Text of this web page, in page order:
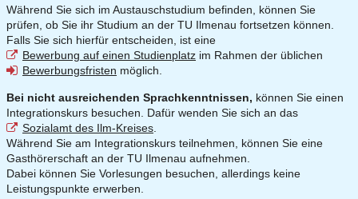
Während Sie sich im Austauschstudium befinden, können Sie
prüfen, ob Sie ihr Studium an der TU Ilmenau fortsetzen können.
Falls Sie sich hierfür entscheiden, ist eine
Bewerbung auf einen Studienplatz im Rahmen der üblichen
Bewerbungsfristen möglich.
Bei nicht ausreichenden Sprachkenntnissen, können Sie einen
Integrationskurs besuchen. Dafür wenden Sie sich an das
Sozialamt des Ilm-Kreises
Während Sie am Integrationskurs teilnehmen, können Sie eine
Gasthörerschaft an der TU Ilmenau aufnehmen.
Dabei können Sie Vorlesungen besuchen, allerdings keine
Leistungspunkte erwerben.